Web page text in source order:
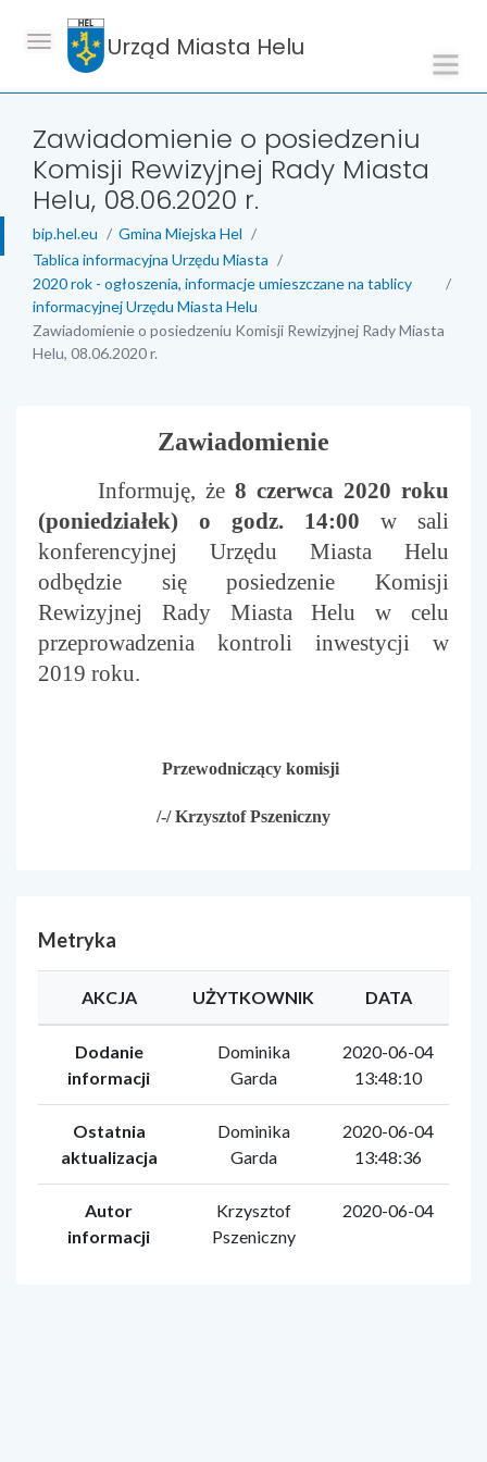
Urząd Miasta Helu
Zawiadomienie o posiedzeniu
Komisji Rewizyjnej Rady Miasta
Helu, 08.06.2020 r.
bip.hel.eu
Gmina Miejska Hel
Tablica informacyjna Urzędu Miasta
2020 rok - ogłoszenia, informacje umieszczane na tablicy
informacyjnej Urzędu Miasta Helu
Zawiadomienie o posiedzeniu Komisji Rewizyjnej Rady Miasta
Helu, 08.06.2020 r.
Zawiadomienie
Informuję, że 8 czerwca 2020 roku
(poniedziałek) o godz. 14:00 w sali
konferencyjnej Urzędu Miasta Helu
odbędzie się posiedzenie Komisji
Rewizyjnej Rady Miasta Helu w celu
przeprowadzenia kontroli inwestycji w
2019 roku.
Przewodniczący komisji
/-/ Krzysztof Pszeniczny
Metryka
AKCJA UŻYTKOWNIK DATA
Dodanie
informacji
Dominika
Garda
2020-06-04
13:48:10
Ostatnia
aktualizacja
Dominika
Garda
2020-06-04
13:48:36
Autor
informacji
Krzysztof
Pszeniczny
2020-06-04